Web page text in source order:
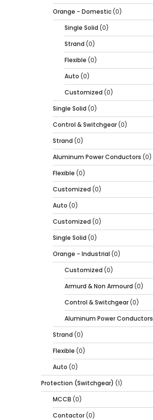
Orange - Domestic(0)
Single Solid (0)
Strand (0)
Flexible (0)
Auto (0)
Customized (0)
Single Solid (0)
Control & Switchgear(0)
Strand (0)
Aluminum Power Conductors (0)
Flexible (0)
Customized (0)
Auto (0)
Customized (0)
Single Solid (0)
Orange - Industrial(0)
Customized (0)
Armurd & Non Armourd (0)
Control & Switchgear(0)
Aluminum Power Conductors
Strand (0)
Flexible (0)
Auto (0)
Protection (Switchgear) (1)
MCCB (0)
Contactor(0)